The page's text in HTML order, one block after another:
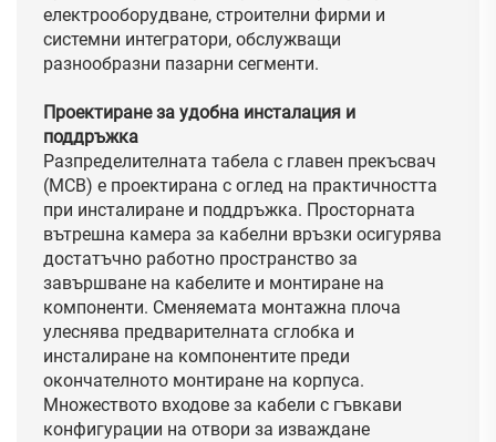
електрооборудване, строителни фирми и
системни интегратори, обслужващи
разнообразни пазарни сегменти.
Проектиране за удобна инсталация и
поддръжка
Разпределителната табела с главен прекъсвач
(MCB) е проектирана с оглед на практичността
при инсталиране и поддръжка. Просторната
вътрешна камера за кабелни връзки осигурява
достатъчно работно пространство за
завършване на кабелите и монтиране на
компоненти. Сменяемата монтажна плоча
улеснява предварителната сглобка и
инсталиране на компонентите преди
окончателното монтиране на корпуса.
Множеството входове за кабели с гъвкави
конфигурации на отвори за изваждане